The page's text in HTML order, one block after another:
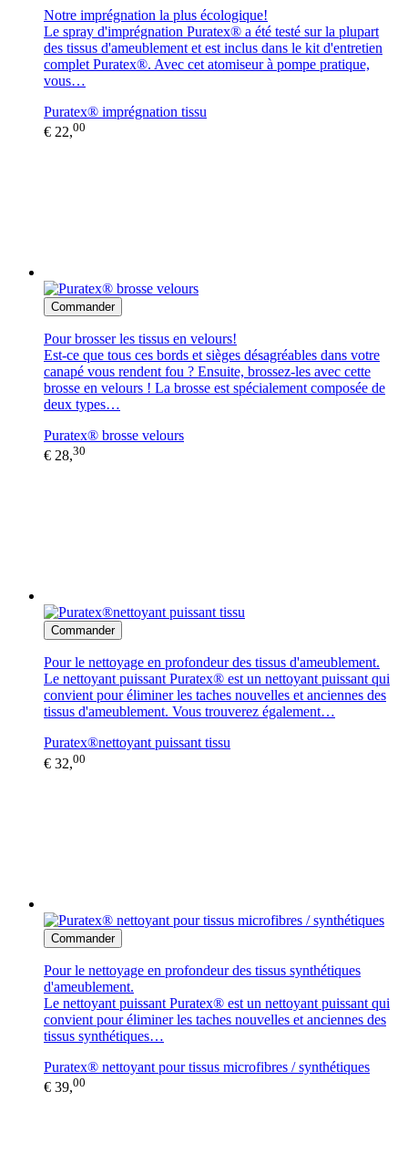
Notre imprégnation la plus écologique!
Le spray d'imprégnation Puratex® a été testé sur la plupart
des tissus d'ameublement et est inclus dans le kit d'entretien
complet Puratex®. Avec cet atomiseur à pompe pratique,
vous…
Puratex® imprégnation tissu
€ 22,00
Commander
Pour brosser les tissus en velours!
Est-ce que tous ces bords et sièges désagréables dans votre
canapé vous rendent fou ? Ensuite, brossez-les avec cette
brosse en velours ! La brosse est spécialement composée de
deux types…
Puratex® brosse velours
€ 28,30
Commander
Pour le nettoyage en profondeur des tissus d'ameublement.
Le nettoyant puissant Puratex® est un nettoyant puissant qui
convient pour éliminer les taches nouvelles et anciennes des
tissus d'ameublement. Vous trouverez également…
Puratex®nettoyant puissant tissu
€ 32,00
Commander
Pour le nettoyage en profondeur des tissus synthétiques
d'ameublement.
Le nettoyant puissant Puratex® est un nettoyant puissant qui
convient pour éliminer les taches nouvelles et anciennes des
tissus synthétiques…
Puratex® nettoyant pour tissus microfibres / synthétiques
€ 39,00